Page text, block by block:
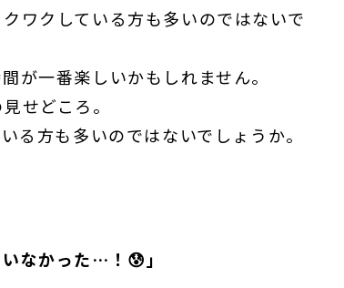
ワクしている方も多いのではないで
が一番楽しいかもしれません。
せどころ。
る方も多いのではないでしょうか。
いなかった…！😰 」